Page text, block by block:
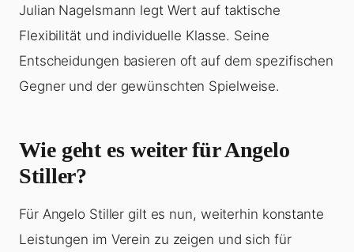
Julian Nagelsmann legt Wert auf taktische
Flexibilität und individuelle Klasse. Seine
Entscheidungen basieren oft auf dem spezifischen
Gegner und der gewünschten Spielweise.
Wie geht es weiter für Angelo
Stiller?
Für Angelo Stiller gilt es nun, weiterhin konstante
Leistungen im Verein zu zeigen und sich für